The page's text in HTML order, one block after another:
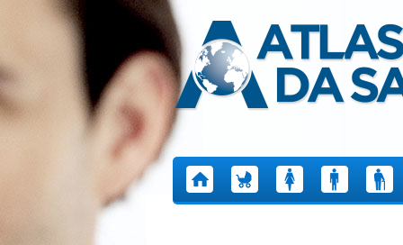
Atlas da Saúde